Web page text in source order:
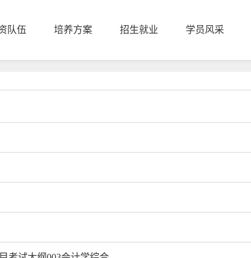
队伍 培养方案 招生就业 学员风采